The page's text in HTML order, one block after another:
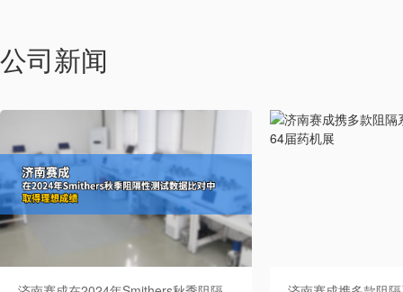
公司新闻